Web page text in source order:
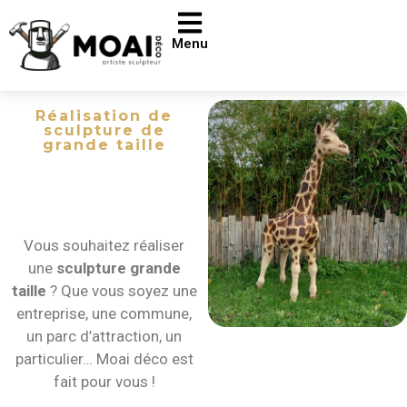
Menu
Réalisation de
sculpture de
grande taille
Moai déco -
Vous souhaitez réaliser
une sculpture grande
taille ? Que vous soyez une
entreprise, une commune,
un parc d’attraction, un
particulier… Moai déco est
fait pour vous !